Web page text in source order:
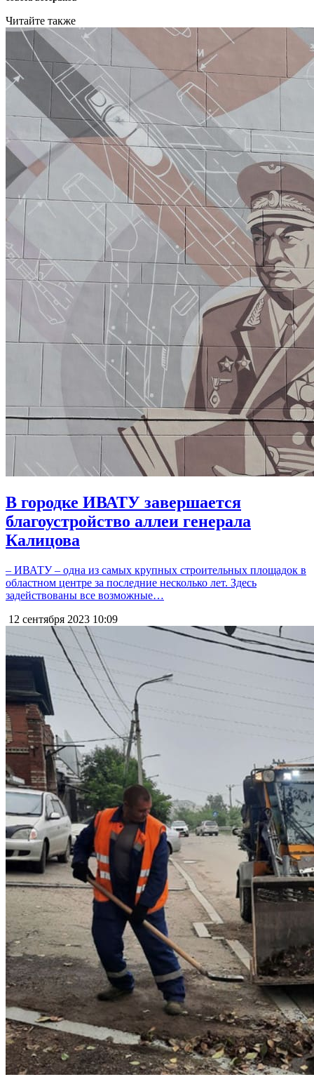
Читайте также
В городке ИВАТУ завершается
благоустройство аллеи генерала
Калицова
– ИВАТУ – одна из самых крупных строительных площадок в
областном центре за последние несколько лет. Здесь
задействованы все возможные…
12 сентября 2023 10:09